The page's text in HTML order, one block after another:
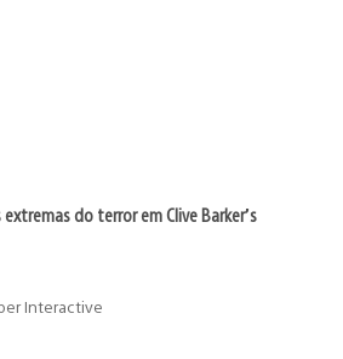
do terror em Clive Barker’s
Interactive